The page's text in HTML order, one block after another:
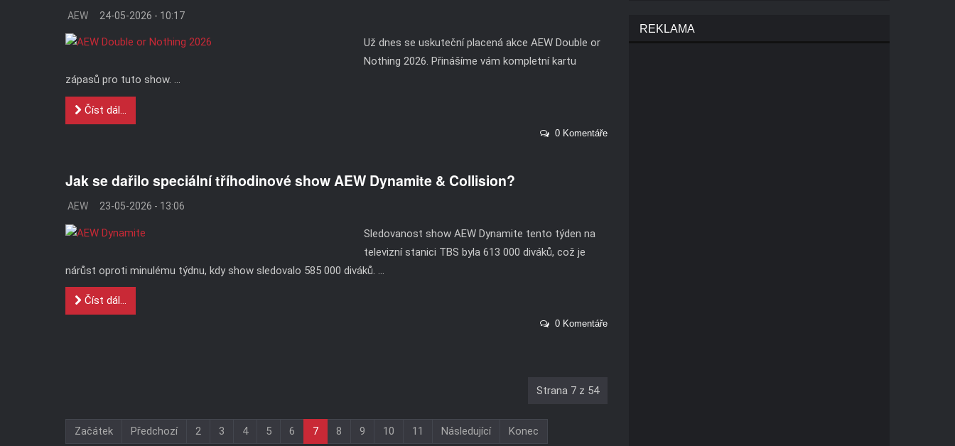
AEW 24-05-2026 - 10:17
Už dnes se uskuteční placená akce AEW Double or
Nothing 2026. Přinášíme vám kompletní kartu
zápasů pro tuto show. ...
Číst dál...
0 Komentáře
Jak se dařilo speciální tříhodinové show AEW Dynamite & Collision?
AEW 23-05-2026 - 13:06
Sledovanost show AEW Dynamite tento týden na
televizní stanici TBS byla 613 000 diváků, což je
nárůst oproti minulému týdnu, kdy show sledovalo 585 000 diváků. ...
Číst dál...
0 Komentáře
Strana 7 z 54
Začátek Předchozí 2 3 4 5 6 7 8 9 10 11 Následující Konec
REKLAMA